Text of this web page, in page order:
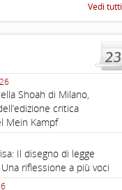
Vedi tutti
Shoah di Milano,
critica
Mein Kampf
Il disegno di legge
Una riflessione a più voci